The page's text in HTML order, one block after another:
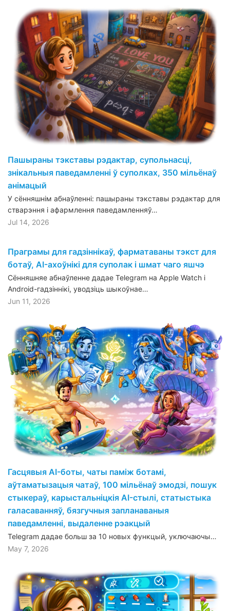
Пашыраны тэкставы рэдактар, супольнасці,
знікальныя паведамленні ў суполках, 350 мільёнаў
анімацый
У сённяшнім абнаўленні: пашыраны тэкставы рэдактар для
стварэння і афармлення паведамленняў…
Jul 14, 2026
Праграмы для гадзіннікаў, фарматаваны тэкст для
ботаў, AI-ахоўнікі для суполак і шмат чаго яшчэ
Сённяшняе абнаўленне дадае Telegram на Apple Watch і
Android-гадзіннікі, уводзіць шыкоўнае…
Jun 11, 2026
Гасцявыя AI-боты, чаты паміж ботамі,
аўтаматызацыя чатаў, 100 мільёнаў эмодзі, пошук
стыкераў, карыстальніцкія AI-стылі, статыстыка
галасаванняў, бязгучныя запланаваныя
паведамленні, выдаленне рэакцый
Telegram дадае больш за 10 новых функцый, уключаючы…
May 7, 2026